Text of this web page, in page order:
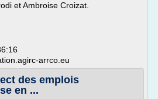
et Ambroise Croizat.
arrco.eu
des emplois
en ...